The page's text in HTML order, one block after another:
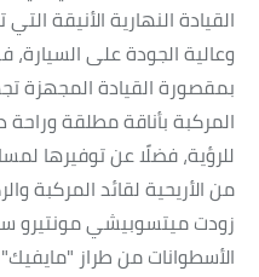
القيادة النهارية الأنيقة
وعالية الجودة على
بمقصورة القيادة المجهزة
المركبة بأناقة مطلقة
للرؤية، فضلًا عن توفيرها
من الأريحية لقائد المركبة
زودت ميتسوبيشي مونتيرو